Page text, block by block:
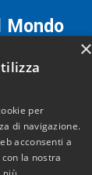
Mondo
×
per
di navigazione.
acconsenti a
la nostra